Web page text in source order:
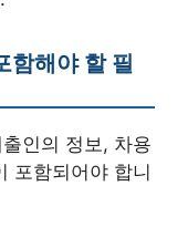
함해야 할 필
인의 정보, 차용
포함되어야 합니